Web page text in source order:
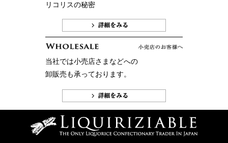
リコリスの秘密
当社では小売店さまなどへの
卸販売も承っております。